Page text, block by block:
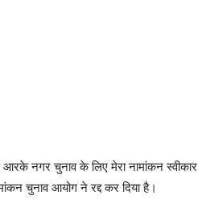
नगर चुनाव के लिए मेरा नामांकन स्वीकार
चुनाव आयोग ने रद्द कर दिया है।